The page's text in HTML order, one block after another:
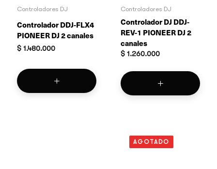
Controladores DJ
Controlador DDJ-FLX4
PIONEER DJ 2 canales
$ 1.480.000
Controladores DJ
Controlador DJ DDJ-
REV-1 PIONEER DJ 2
canales
$ 1.260.000
AGOTADO